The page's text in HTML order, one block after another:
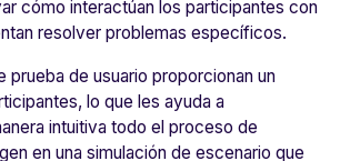
cómo interactúan los participantes con
resolver problemas específicos.
prueba de usuario proporcionan un
lo que les ayuda a
intuitiva todo el proceso de
en una simulación de escenario que